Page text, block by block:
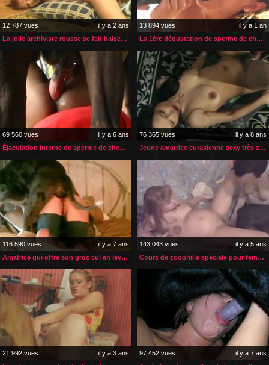
12 787 vues
il y a 2 ans
La jolie archiviste rousse se fait baiser par son bulldog
13 894 vues
il y a 1 an
La 1ère dégustation de sperme de cheval de la jeune palefrenière
69 560 vues
il y a 6 ans
Éjaculation interne de sperme de cheval dans son cul
76 365 vues
il y a 8 ans
Jeune amatrice eurasienne sexy très zoophile
116 590 vues
il y a 7 ans
Amatrice qui offre son gros cul en levrette à son chien
143 043 vues
il y a 5 ans
Cours de zoophilie spéciale pour femme enceinte
21 992 vues
il y a 3 ans
97 452 vues
il y a 7 ans